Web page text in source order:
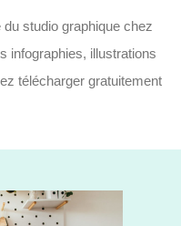
studio graphique chez
infographies, illustrations
télécharger gratuitement